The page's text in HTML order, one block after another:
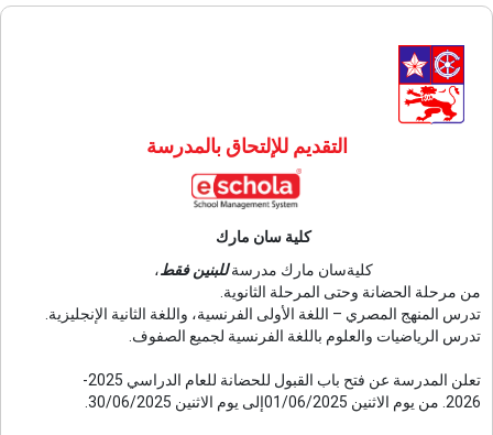
التقديم للإلتحاق بالمدرسة
كلية سان مارك
كليةسان مارك مدرسةللبنين فقط،
من مرحلة الحضانة وحتى المرحلة الثانوية.
تدرس المنهج المصري – اللغة الأولى الفرنسية، واللغة الثانية الإنجليزية.
تدرس الرياضيات والعلوم باللغة الفرنسية لجميع الصفوف.
تعلن المدرسة عن فتح باب القبول للحضانة للعام الدراسي 2025-
2026. من يوم الاثنين 01/06/2025إلى يوم الاثنين 30/06/2025.